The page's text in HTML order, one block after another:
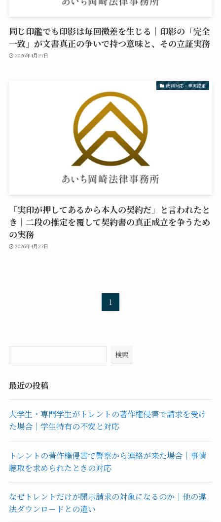
同じ印鑑でも印影は毎回微差を生じる｜印影の「完全
一致」が文書真正の争いで持つ意味と、その立証実務
2026年4月27日
裁判対応・事実認定
「実印が押してあるから本人の契約だ」と言われたと
き｜二段の推定を覆して契約書の真正成立を争うため
の実務
2026年4月27日
1
検索
最近の投稿
大学生・専門学生がトレントの著作権侵害で請求を受け
た場合｜学生特有の不安と対応
トレントの著作権侵害で警察から連絡が来た場合｜事情
聴取を求められたときの対応
なぜトレントだけが開示請求の対象になるのか｜他の違
法ダウンロードとの違い